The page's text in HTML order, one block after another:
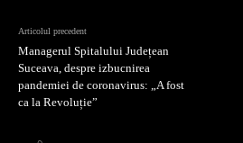
Articolul precedent
Managerul Spitalului Județean
Suceava, despre izbucnirea
pandemiei de coronavirus: „A fost
ca la Revoluție”